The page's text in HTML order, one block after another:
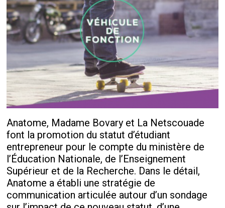
Anatome, Madame Bovary et La Netscouade
font la promotion du statut d’étudiant
entrepreneur pour le compte du ministère de
l’Éducation Nationale, de l’Enseignement
Supérieur et de la Recherche. Dans le détail,
Anatome a établi une stratégie de
communication articulée autour d’un sondage